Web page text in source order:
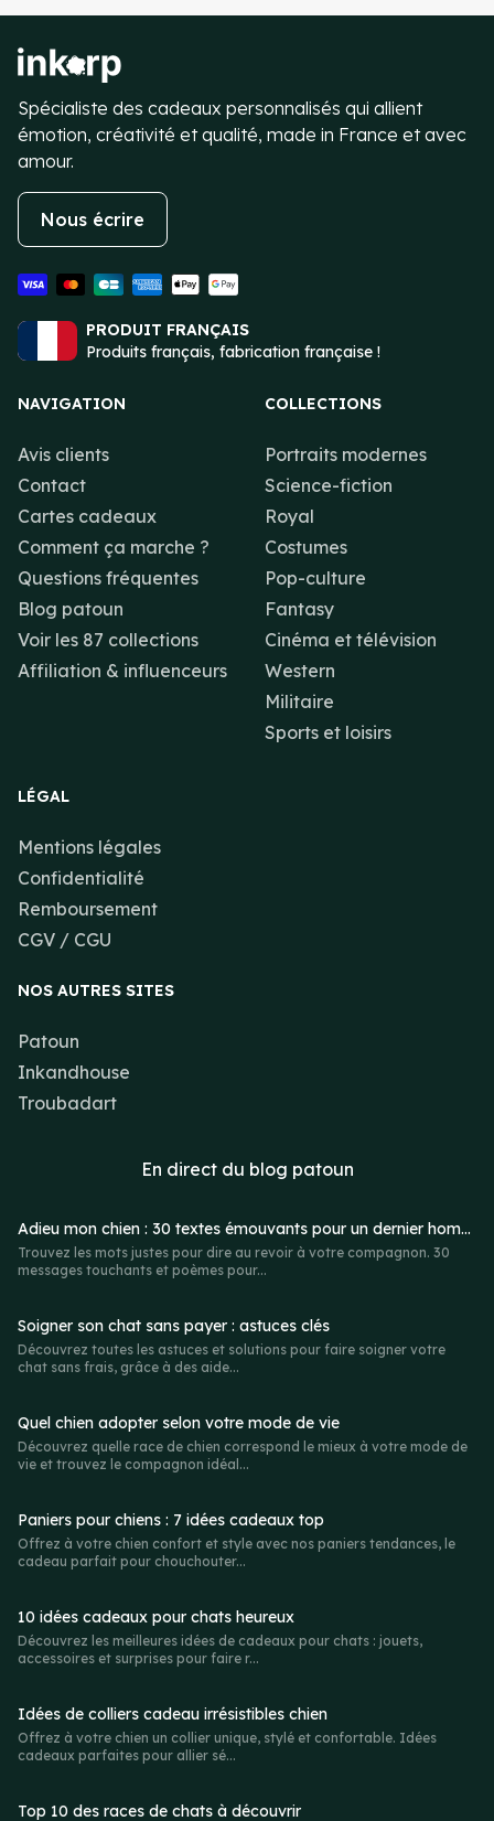
Spécialiste des cadeaux personnalisés qui allient
émotion, créativité et qualité, made in France et avec
amour.
Nous écrire
PRODUIT FRANÇAIS
Produits français, fabrication française !
NAVIGATION
Avis clients
Contact
Cartes cadeaux
Comment ça marche ?
Questions fréquentes
Blog patoun
Voir les 87 collections
Affiliation & influenceurs
COLLECTIONS
Portraits modernes
Science-fiction
Royal
Costumes
Pop-culture
Fantasy
Cinéma et télévision
Western
Militaire
Sports et loisirs
LÉGAL
Mentions légales
Confidentialité
Remboursement
CGV / CGU
NOS AUTRES SITES
Patoun
Inkandhouse
Troubadart
En direct du blog patoun
Adieu mon chien : 30 textes émouvants pour un dernier hommage
Trouvez les mots justes pour dire au revoir à votre compagnon. 30
messages touchants et poèmes pour...
Soigner son chat sans payer : astuces clés
Découvrez toutes les astuces et solutions pour faire soigner votre
chat sans frais, grâce à des aide...
Quel chien adopter selon votre mode de vie
Découvrez quelle race de chien correspond le mieux à votre mode de
vie et trouvez le compagnon idéal...
Paniers pour chiens : 7 idées cadeaux top
Offrez à votre chien confort et style avec nos paniers tendances, le
cadeau parfait pour chouchouter...
10 idées cadeaux pour chats heureux
Découvrez les meilleures idées de cadeaux pour chats : jouets,
accessoires et surprises pour faire r...
Idées de colliers cadeau irrésistibles chien
Offrez à votre chien un collier unique, stylé et confortable. Idées
cadeaux parfaites pour allier sé...
Top 10 des races de chats à découvrir